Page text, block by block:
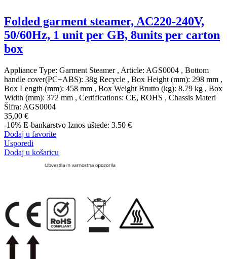
Folded garment steamer, AC220-240V,
50/60Hz, 1 unit per GB, 8units per carton
box
Appliance Type: Garment Steamer , Article: AGS0004 , Bottom
handle cover(PC+ABS): 38g Recycle , Box Height (mm): 298 mm ,
Box Length (mm): 458 mm , Box Weight Brutto (kg): 8.79 kg , Box
Width (mm): 372 mm , Certifications: CE, ROHS , Chassis Materi
Šifra: AGS0004
35,00 €
-10% E-bankarstvo Iznos uštede: 3.50 €
Dodaj u favorite
Usporedi
Dodaj u košaricu